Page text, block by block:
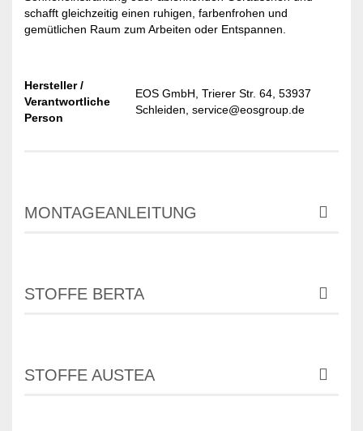
schafft gleichzeitig einen ruhigen, farbenfrohen und
gemütlichen Raum zum Arbeiten oder Entspannen.
Hersteller /
Verantwortliche
Person
EOS GmbH, Trierer Str. 64, 53937
Schleiden, service@eosgroup.de
MONTAGEANLEITUNG
STOFFE BERTA
STOFFE AUSTEA